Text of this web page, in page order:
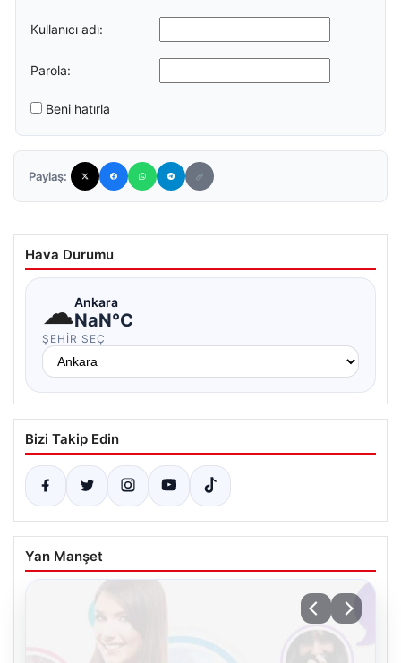
Kullanıcı adı:
Parola:
Beni hatırla
Paylaş:
Hava Durumu
☁Ankara
NaN°C
ŞEHIR SEÇ
Bizi Takip Edin
Yan Manşet